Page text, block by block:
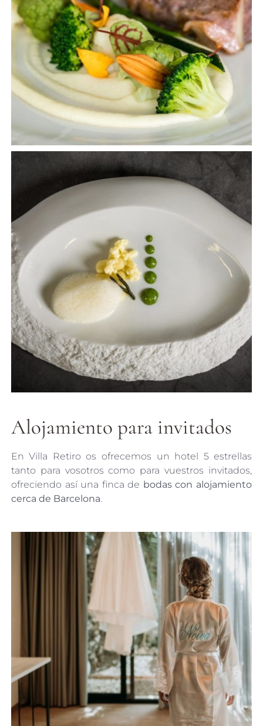
Alojamiento para invitados
En Villa Retiro os ofrecemos un hotel 5 estrellas
tanto para vosotros como para vuestros invitados,
ofreciendo así una finca de bodas con alojamiento
cerca de Barcelona.